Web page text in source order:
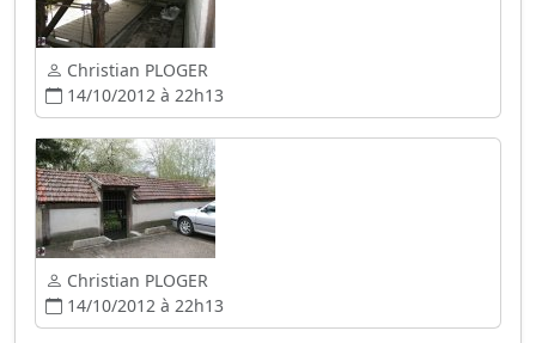
Christian PLOGER
14/10/2012 à 22h13
Christian PLOGER
14/10/2012 à 22h13